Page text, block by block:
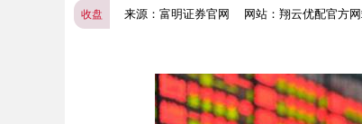
收盘 来源：富明证券官网 网站：翔云优配官方